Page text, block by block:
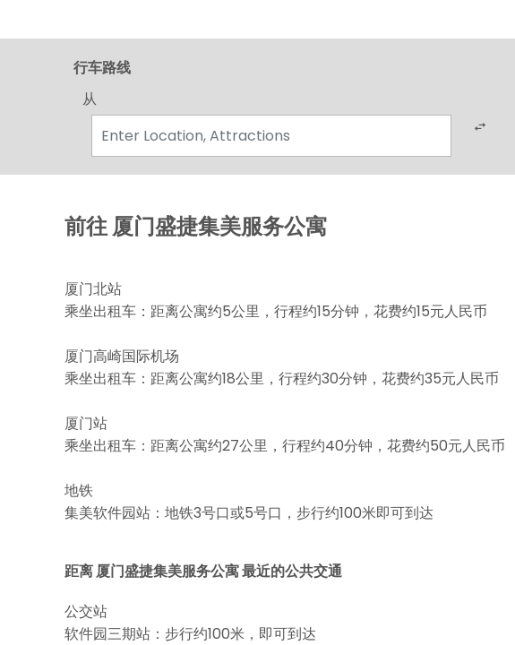
行车路线
从
前往 厦门盛捷集美服务公寓
厦门北站
乘坐出租车：距离公寓约5公里，行程约15分钟，花费约15元人民币
厦门高崎国际机场
乘坐出租车：距离公寓约18公里，行程约30分钟，花费约35元人民币
厦门站
乘坐出租车：距离公寓约27公里，行程约40分钟，花费约50元人民币
地铁
集美软件园站：地铁3号口或5号口，步行约100米即可到达
距离 厦门盛捷集美服务公寓 最近的公共交通
公交站
软件园三期站：步行约100米，即可到达